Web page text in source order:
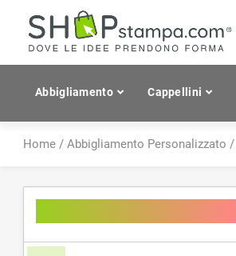
Abbigliamento Cappellini
Home / Abbigliamento Personalizzato /